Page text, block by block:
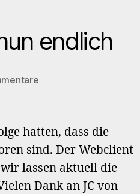
endlich
zu
nun
endlich
hatten, dass die
sind. Der Webclient
lassen aktuell die
Dank an JC von